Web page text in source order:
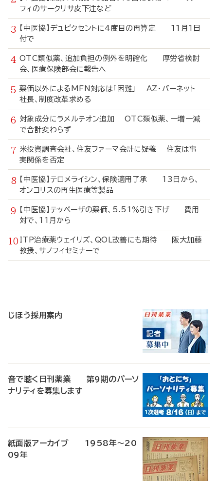
フィのサークリサ皮下注など
【中医協】デュピクセントに4度目の再算定 11月1日
付で
OTC類似薬、追加負担の例外を明確化 厚労省検討
会、医療保険部会に報告へ
薬価以外によるMFN対応は「困難」 AZ・バーネット
社長、制度改革求める
対象成分にラメルテオン追加 OTC類似薬、一増一減
で合計変わらず
米投資調査会社、住友ファーマ会計に疑義 住友は事
実関係を否定
【中医協】テロメライシン、保険適用了承 13日から、
オンコリスの再生医療等製品
【中医協】テッペーザの薬価、5.51％引き下げ 費用
対で、11月から
ITP治療薬ウェイリズ、QOL改善にも期待 阪大加藤
教授、サノフィセミナーで
じほう採用案内
音で聴く日刊薬業 第9期のパーソ
ナリティを募集します
紙面版アーカイブ 1958年～20
09年